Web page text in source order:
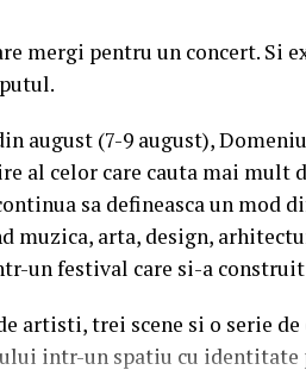
mergi pentru un concert. Si
august (7-9 august),
al celor care cauta mai mult
sa defineasca un mod
muzica, arta, design,
un festival care si-a
artisti, trei scene si o serie
intr-un spatiu cu identitate